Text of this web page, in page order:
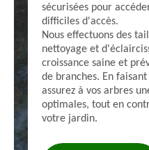
sécurisées pour
difficiles d'accès.
Nous effectuons des
nettoyage et
croissance saine et
de branches. En
assurez à vos arbres
optimales, tout en
votre jardin.